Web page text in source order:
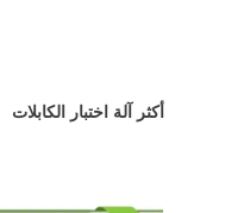
أكثر آلة اختبار الكابلات